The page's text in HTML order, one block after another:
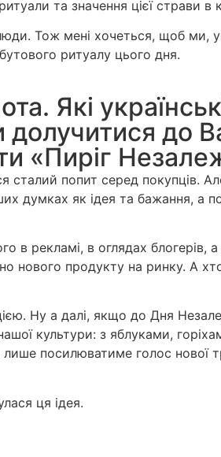
та значення цієї страви в
Тож мені хочеться, щоб ми,
ритуалу цього дня.
Які
до
«Пиріг
попит серед покупців.
як ідея та бажання, а
рекламі, в оглядах блогерів,
нового продукту на ринку. А
Ну а далі, якщо до Дня
культури: з яблуками,
посилюватиме голос нової
ця ідея.